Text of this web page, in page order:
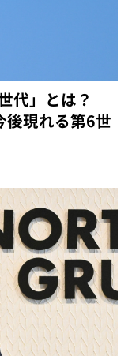
代」とは？
現れる第6世